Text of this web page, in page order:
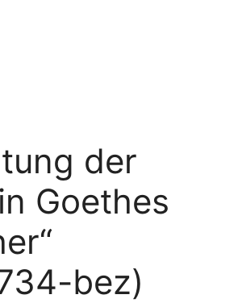
der
Goethes
bez)